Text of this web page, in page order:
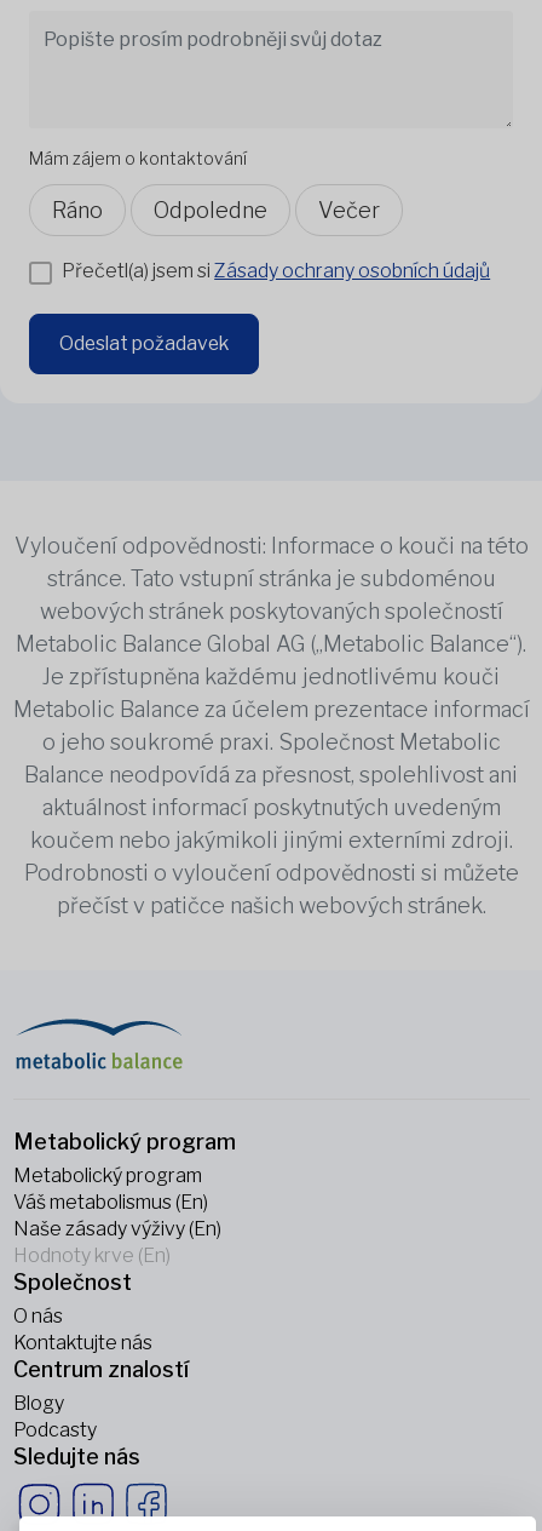
Mám zájem o kontaktování
Ráno Odpoledne Večer
Přečetl(a) jsem siZásady ochrany osobních údajů
Odeslat požadavek
Vyloučení odpovědnosti: Informace o kouči na této
stránce. Tato vstupní stránka je subdoménou
webových stránek poskytovaných společností
Metabolic Balance Global AG („Metabolic Balance“).
Je zpřístupněna každému jednotlivému kouči
Metabolic Balance za účelem prezentace informací
o jeho soukromé praxi. Společnost Metabolic
Balance neodpovídá za přesnost, spolehlivost ani
aktuálnost informací poskytnutých uvedeným
koučem nebo jakýmikoli jinými externími zdroji.
Podrobnosti o vyloučení odpovědnosti si můžete
přečíst v patičce našich webových stránek.
Metabolický program
Metabolický program
Váš metabolismus (En)
Naše zásady výživy (En)
Hodnoty krve (En)
Společnost
O nás
Kontaktujte nás
Centrum znalostí
Blogy
Podcasty
Sledujte nás